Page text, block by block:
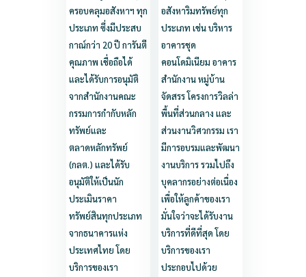
ครอบคลุมอสังหาฯ ทุก
ประเภท ซึ่งมีประสบ
กาณ์กว่า 20 ปี การันตี
คุณภาพ เชื่อถือได้
และได้รับการอนุมัติ
จากสำนักงานคณะ
กรรมการกำกับหลัก
ทรัพย์และ
ตลาดหลักทรัพย์
(กลต.) และได้รับ
อนุมัติให้เป็นนัก
ประเมินราคา
ทรัพย์สินทุกประเภท
จากธนาคารแห่ง
ประเทศไทย โดย
บริการของเรา
อสังหาริมทรัพย์ทุก
ประเภท เช่น บริหาร
อาคารชุด
คอนโดมิเนียม อาคาร
สำนักงาน หมู่บ้าน
จัดสรร โครงการวิลล่า
พื้นที่ส่วนกลาง และ
ส่วนงานวิศวกรรม เรา
มีการอบรมและพัฒนา
งานบริการ รวมไปถึง
บุคลากรอย่างต่อเนื่อง
เพื่อให้ลูกค้าของเรา
มั่นใจว่าจะได้รับงาน
บริการที่ดีที่สุด โดย
บริการของเรา
ประกอบไปด้วย